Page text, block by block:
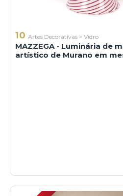
10 Artes Decorativas > Vidro
MAZZEGA - Luminária de
artístico de Murano em